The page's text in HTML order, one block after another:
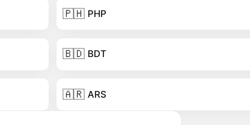
🇵🇭 PHP
🇧🇩 BDT
🇦🇷 ARS